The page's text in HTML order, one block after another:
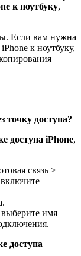
к ноутбуку,
Если вам нужна
к ноутбуку,
точку доступа?
доступа iPhone,
связь >
имя
доступа